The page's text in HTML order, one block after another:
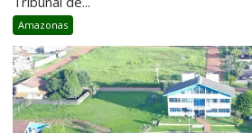
Amazonas